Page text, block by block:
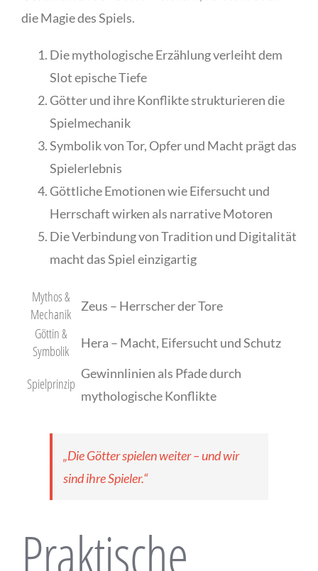
die Magie des Spiels.
Die mythologische Erzählung verleiht dem
Slot epische Tiefe
Götter und ihre Konflikte strukturieren die
Spielmechanik
Symbolik von Tor, Opfer und Macht prägt das
Spielerlebnis
Göttliche Emotionen wie Eifersucht und
Herrschaft wirken als narrative Motoren
Die Verbindung von Tradition und Digitalität
macht das Spiel einzigartig
Mythos &
Mechanik
Zeus – Herrscher der Tore
Göttin &
Symbolik
Hera – Macht, Eifersucht und Schutz
Spielprinzip
Gewinnlinien als Pfade durch
mythologische Konflikte
„Die Götter spielen weiter – und wir
sind ihre Spieler.“
Praktische